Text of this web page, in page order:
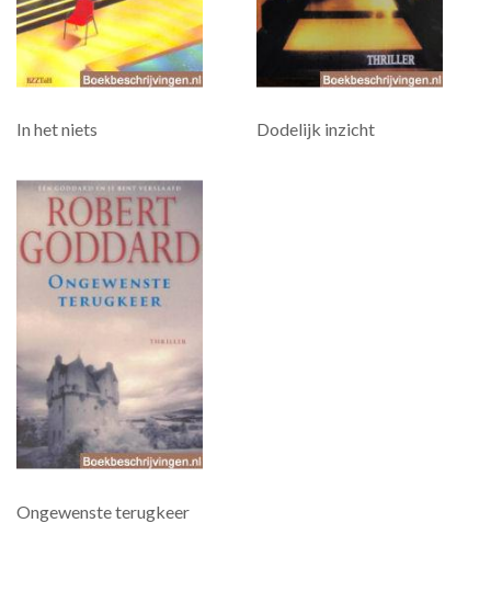
In het niets Dodelijk inzicht
Ongewenste terugkeer